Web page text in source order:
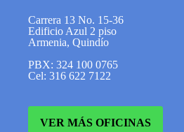
Carrera 13 No. 15-36
Edificio Azul 2 piso
Armenia, Quindío
PBX: 324 100 0765
Cel: 316 622 7122
VER MÁS OFICINAS